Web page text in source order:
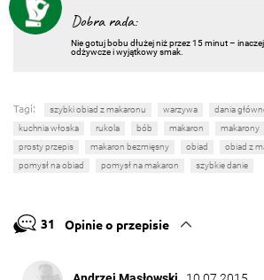
Dobra rada:
Nie gotuj bobu dłużej niż przez 15 minut –
odżywcze i wyjątkowy smak.
Tagi: szybki obiad z makaronu warzywa dania
kuchnia włoska
rukola bób makaron makarony
prosty przepis
makaron bezmięsny obiad
obiad z
pomysł na obiad
pomysł na makaron szybkie danie
31 Opinie o przepisie